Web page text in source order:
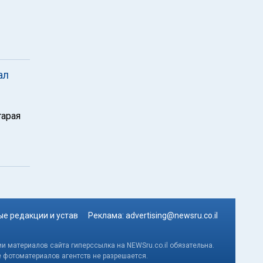
редакции и устав Реклама: advertising@newsru.co.il
сайта гиперссылка на NEWSru.co.il обязательна.
агентств не разрешается.